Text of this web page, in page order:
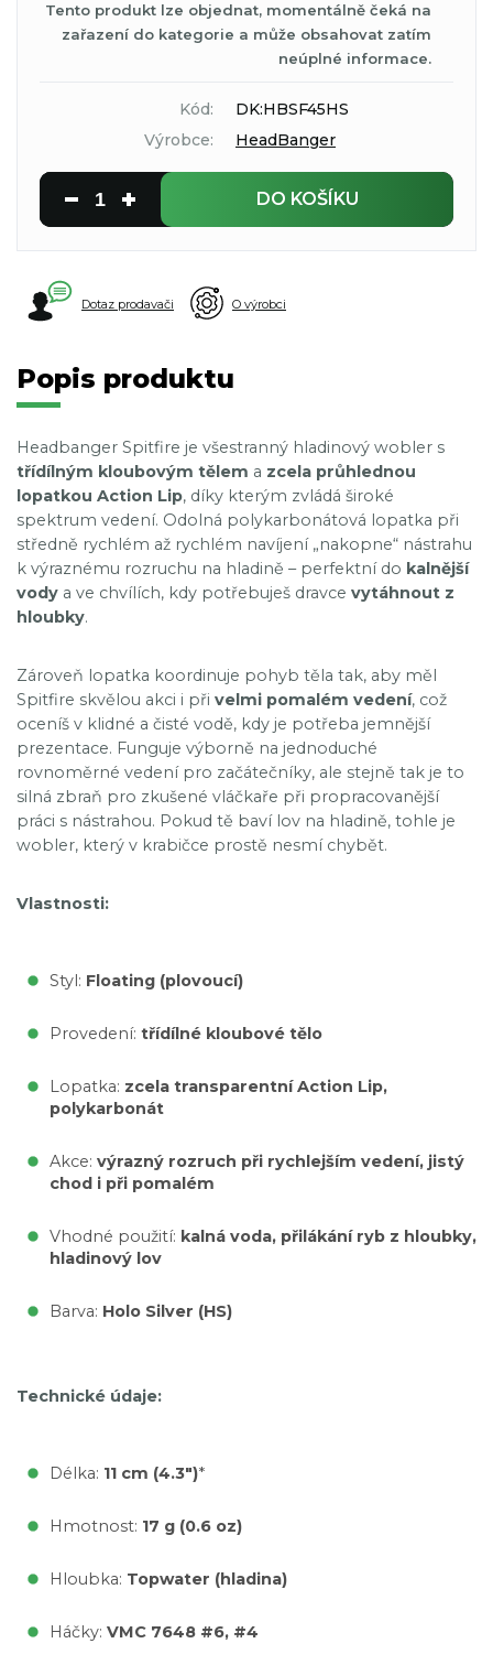
Tento produkt lze objednat, momentálně čeká na
zařazení do kategorie a může obsahovat zatím
neúplné informace.
Kód:
DK:HBSF45HS
Výrobce:
HeadBanger
DO KOŠÍKU
Dotaz prodavači O výrobci
Popis produktu
Headbanger Spitfire je všestranný hladinový wobler s
třídílným kloubovým tělem a zcela průhlednou
lopatkou Action Lip, díky kterým zvládá široké
spektrum vedení. Odolná polykarbonátová lopatka při
středně rychlém až rychlém navíjení „nakopne“ nástrahu
k výraznému rozruchu na hladině – perfektní do kalnější
vody a ve chvílích, kdy potřebuješ dravce vytáhnout z
hloubky.
Zároveň lopatka koordinuje pohyb těla tak, aby měl
Spitfire skvělou akci i při velmi pomalém vedení, což
oceníš v klidné a čisté vodě, kdy je potřeba jemnější
prezentace. Funguje výborně na jednoduché
rovnoměrné vedení pro začátečníky, ale stejně tak je to
silná zbraň pro zkušené vláčkaře při propracovanější
práci s nástrahou. Pokud tě baví lov na hladině, tohle je
wobler, který v krabičce prostě nesmí chybět.
Vlastnosti:
Styl: Floating (plovoucí)
Provedení: třídílné kloubové tělo
Lopatka: zcela transparentní Action Lip,
polykarbonát
Akce: výrazný rozruch při rychlejším vedení, jistý
chod i při pomalém
Vhodné použití: kalná voda, přilákání ryb z hloubky,
hladinový lov
Barva: Holo Silver (HS)
Technické údaje:
Délka: 11 cm (4.3")*
Hmotnost: 17 g (0.6 oz)
Hloubka: Topwater (hladina)
Háčky: VMC 7648 #6, #4